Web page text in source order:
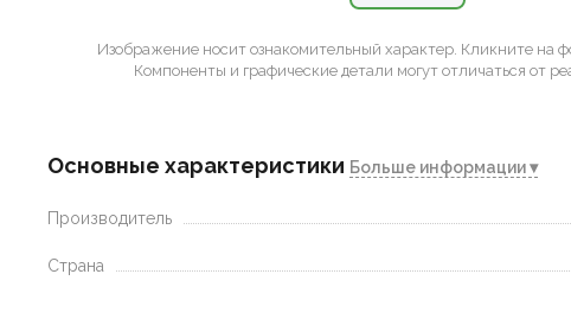
Изображение носит ознакомительный характер. Кликните на
Компоненты и графические детали могут отличаться от
Основные характеристики Больше информации ▾
Производитель
Страна